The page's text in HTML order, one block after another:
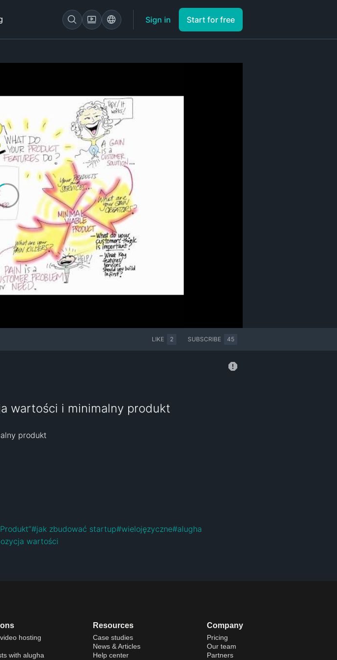
Sign in Start for free
LIKE 2 SUBSCRIBE 45
wartości i minimalny produkt
produkt
Produkt”#jak zbudować startup#wielojęzyczne#alugha
wartości
hosting
with alugha
Resources
Case studies
News & Articles
Help center
Company
Pricing
Our team
Partners